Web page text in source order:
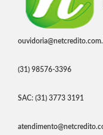
(31) 98576-3396
SAC: (31) 3773 3191